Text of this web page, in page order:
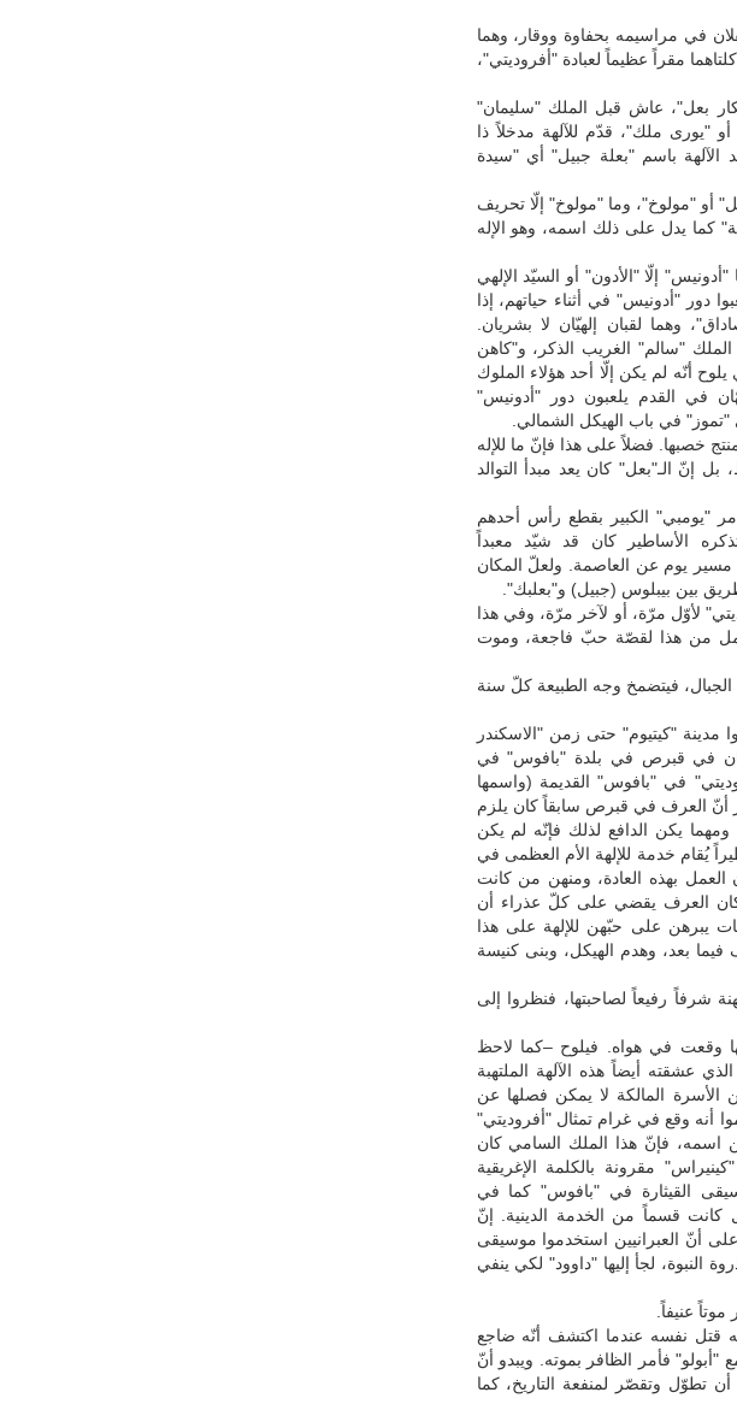
في مراسيمه بحفاوة ووقار، وهما
مقراً عظيماً لعبادة "أفروديتي"،
بعل"، عاش قبل الملك "سليمان"
"يورى ملك"، قدّم للآلهة مدخلاً ذا
الآلهة باسم "بعلة جبيل" أي "سيدة
أو "مولوخ"، وما "مولوخ" إلّا تحريف
كما يدل على ذلك اسمه، وهو الإله
إلّا "الأدون" أو السيّد الإلهي
دور "أدونيس" في أثناء حياتهم، إذا
وهما لقبان إلهيّان لا بشريان.
"سالم" الغريب الذكر، و"كاهن
أنّه لم يكن إلّا أحد هؤلاء الملوك
في القدم يلعبون دور "أدونيس"
"تموز" في باب الهيكل الشمالي.
خصبها. فضلاً على هذا فإنّ ما للإله
إنّ الـ"بعل" كان يعد مبدأ التوالد
"يومبي" الكبير بقطع رأس أحدهم
الأساطير كان قد شيّد معبداً
يوم عن العاصمة. ولعلّ المكان
بين بيبلوس (جبيل) و"بعلبك".
لأوّل مرّة، أو لآخر مرّة، وفي هذا
من هذا لقصّة حبّ فاجعة، وموت
فيتضمخ وجه الطبيعة كلّ سنة
مدينة "كيتيوم" حتى زمن "الاسكندر
كان في قبرص في بلدة "بافوس" في
في "بافوس" القديمة (واسمها
أنّ العرف في قبرص سابقاً كان يلزم
يكن الدافع لذلك فإنّه لم يكن
يُقام خدمة للإلهة الأم العظمى في
العمل بهذه العادة، ومنهن من كانت
كان العرف يقضي على كلّ عذراء أن
يبرهن على حبّهن للإلهة على هذا
بعد، وهدم الهيكل، وبنى كنيسة
شرفاً رفيعاً لصاحبتها، فنظروا إلى
وقعت في هواه. فيلوح –كما لاحظ
عشقته أيضاً هذه الآلهة الملتهبة
المالكة لا يمكن فصلها عن
أنه وقع في غرام تمثال "أفروديتي"
فإنّ هذا الملك السامي كان
مقرونة بالكلمة الإغريقية
القيثارة في "بافوس" كما في
كانت قسماً من الخدمة الدينية. إنّ
أنّ العبرانيين استخدموا موسيقى
النبوة، لجأ إليها "داوود" لكي ينفي
عنيفاً.
قتل نفسه عندما اكتشف أنّه ضاجع
فأمر الظافر بموته. ويبدو أنّ
تطوّل وتقصّر لمنفعة التاريخ، كما